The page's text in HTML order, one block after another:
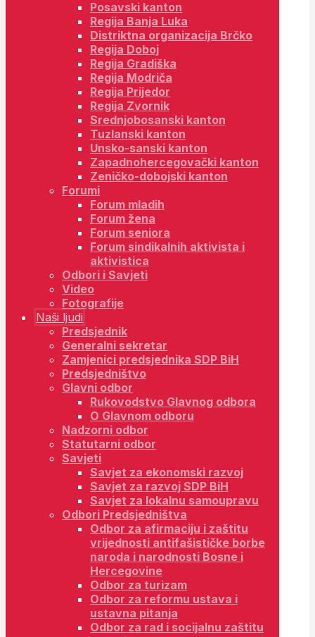
Posavski kanton
Regija Banja Luka
Distriktna organizacija Brčko
Regija Doboj
Regija Gradiška
Regija Modriča
Regija Prijedor
Regija Zvornik
Srednjobosanski kanton
Tuzlanski kanton
Unsko-sanski kanton
Zapadnohercegovački kanton
Zeničko-dobojski kanton
Forumi
Forum mladih
Forum žena
Forum seniora
Forum sindikalnih aktivista i
aktivistica
Odbori i Savjeti
Video
Fotografije
Naši ljudi
Predsjednik
Generalni sekretar
Zamjenici predsjednika SDP BiH
Predsjedništvo
Glavni odbor
Rukovodstvo Glavnog odbora
O Glavnom odboru
Nadzorni odbor
Statutarni odbor
Savjeti
Savjet za ekonomski razvoj
Savjet za razvoj SDP BiH
Savjet za lokalnu samoupravu
Odbori Predsjedništva
Odbor za afirmaciju i zaštitu
vrijednosti antifašističke borbe
naroda i narodnosti Bosne i
Hercegovine
Odbor za turizam
Odbor za reformu ustava i
ustavna pitanja
Odbor za rad i socijalnu zaštitu